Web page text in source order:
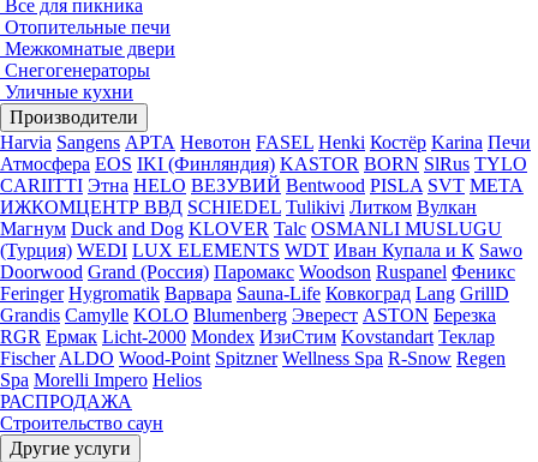
Все для пикника
Отопительные печи
Межкомнатые двери
Снегогенераторы
Уличные кухни
Производители
Harvia Sangens АРТА Невотон FASEL Henki Костёр Karina Печи
Атмосфера EOS IKI (Финляндия) KASTOR BORN SlRus TYLO
CARIITTI Этна HELO ВЕЗУВИЙ Bentwood PISLA SVT МЕТА
ИЖКОМЦЕНТР ВВД SCHIEDEL Tulikivi Литком Вулкан
Магнум Duck and Dog KLOVER Talc OSMANLI MUSLUGU
(Турция) WEDI LUX ELEMENTS WDT Иван Купала и К Sawo
Doorwood Grand (Россия) Паромакс Woodson Ruspanel Феникс
Feringer Hygromatik Варвара Sauna-Life Ковкоград Lang GrillD
Grandis Camylle KOLO Blumenberg Эверест ASTON Березка
RGR Ермак Licht-2000 Mondex ИзиСтим Kovstandart Теклар
Fischer ALDO Wood-Point Spitzner Wellness Spa R-Snow Regen
Spa Morelli Impero Helios
РАСПРОДАЖА
Строительство саун
Другие услуги